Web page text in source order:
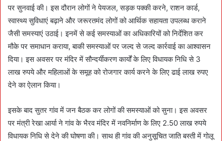
पर सुनवाई की। इस दौरान लोगों ने पेयजल, सड़क पक्की करने, राशन कार्ड,
स्वास्थ्य सुविधाएं बढ़ाने और जरूरतमंद लोगों को आर्थिक सहायता उपलब्ध कराने
जैसी समस्याएं उठाई। इनमें से कई समस्याओं का अधिकारियों को निर्देशित कर
मौके पर समाधान कराया, बाकी समस्याओं पर जल्द से जल्द कार्रवाई का आश्वासन
दिया। इस अवसर पर मंदिर में सौन्दर्यीकरण कार्यों के लिए विधायक निधि से 3
लाख रुपये और महिलाओं के समूह को रोजगार कार्य करने के लिए ढाई लाख रुपए
देने का ऐलान किया।
इसके बाद सुतर गांव में जन बैठक कर लोगों की समस्याओं को सुना। इस अवसर
पर मंत्री रेखा आर्या ने गांव के भैरव मंदिर में नवनिर्माण के लिए 2.50 लाख रुपये
विधायक निधि से देने की घोषणा की। साथ ही गांव की अनुसूचित जाति बस्ती में गोलू